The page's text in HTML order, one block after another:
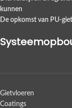
kunnen
De opkomst van PU-
Gietvloeren
Coatings